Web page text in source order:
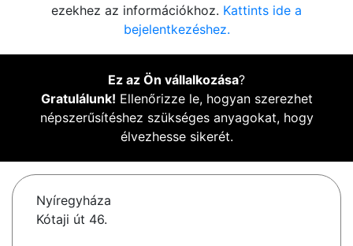
ezekhez az információkhoz. Kattints ide a
bejelentkezéshez.
Ez az Ön vállalkozása?
Gratulálunk! Ellenőrizze le, hogyan szerezhet
népszerűsítéshez szükséges anyagokat, hogy
élvezhesse sikerét.
Nyíregyháza
Kótaji út 46.